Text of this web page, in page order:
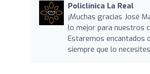
Policlínica La Real
¡Muchas gracias José
lo mejor para nuestros
Estaremos encantados
siempre que lo